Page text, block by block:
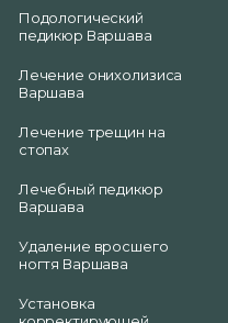
Подологический
педикюр Варшава
Лечение онихолизиса
Варшава
Лечение трещин на
стопах
Лечебный педикюр
Варшава
Удаление вросшего
ногтя Варшава
Установка